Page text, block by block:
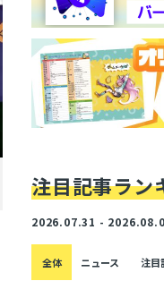
注目記事ラン
2026.07.31 -
全体 ニュース 注目